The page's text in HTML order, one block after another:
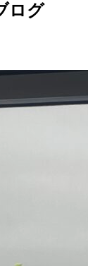
宅の検査
建て/分譲：戸建
ログ